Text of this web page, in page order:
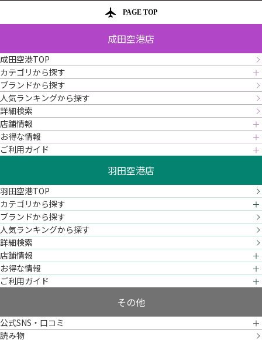
PAGE TOP
成田空港店
成田空港TOP
カテゴリから探す
ブランドから探す
人気ランキングから探す
詳細検索
店舗情報
お得な情報
ご利用ガイド
羽田空港店
羽田空港TOP
カテゴリから探す
ブランドから探す
人気ランキングから探す
詳細検索
店舗情報
お得な情報
ご利用ガイド
その他
公式SNS・口コミ
読み物